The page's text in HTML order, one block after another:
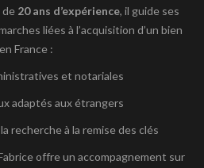
de 20 ans d’expérience, il guide ses
liées à l’acquisition d’un bien
en France :
et notariales
adaptés aux étrangers
recherche à la remise des clés
offre un accompagnement sur